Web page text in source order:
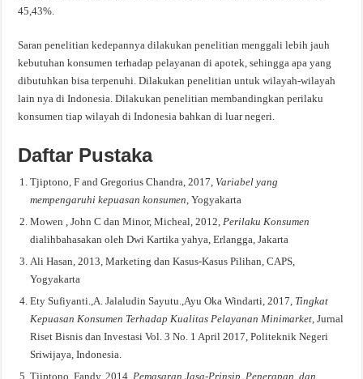
45,43%.
Saran penelitian kedepannya dilakukan penelitian menggali lebih jauh
kebutuhan konsumen terhadap pelayanan di apotek, sehingga apa yang
dibutuhkan bisa terpenuhi. Dilakukan penelitian untuk wilayah-wilayah
lain nya di Indonesia. Dilakukan penelitian membandingkan perilaku
konsumen tiap wilayah di Indonesia bahkan di luar negeri.
Daftar Pustaka
Tjiptono, F and Gregorius Chandra, 2017, Variabel yang
mempengaruhi kepuasan konsumen , Yogyakarta
Mowen , John C dan Minor, Micheal, 2012, Perilaku Konsumen
dialihbahasakan oleh Dwi Kartika yahya, Erlangga, Jakarta
Ali Hasan, 2013, Marketing dan Kasus-Kasus Pilihan, CAPS,
Yogyakarta
Ety Sufiyanti.,A. Jalaludin Sayutu.,Ayu Oka Windarti, 2017, Tingkat
Kepuasan Konsumen Terhadap Kualitas Pelayanan Minimarket , Jurnal
Riset Bisnis dan Investasi Vol. 3 No. 1 April 2017, Politeknik Negeri
Sriwijaya, Indonesia.
Tjiptono, Fandy, 2014, Pemasaran Jasa-Prinsip, Penerapan, dan